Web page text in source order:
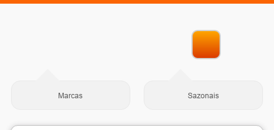
Marcas Sazonais